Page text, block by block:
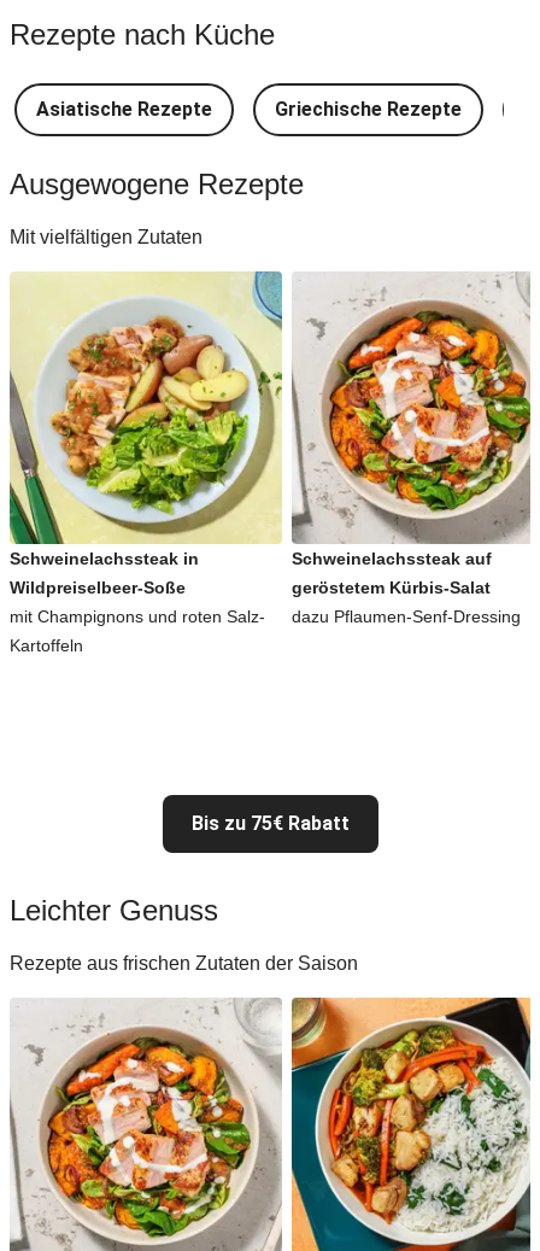
Rezepte nach Küche
Asiatische Rezepte Griechische Rezepte
Ausgewogene Rezepte
Mit vielfältigen Zutaten
Schweinelachssteak in
Wildpreiselbeer-Soße
mit Champignons und roten Salz-
Kartoffeln
Schweinelachssteak auf
geröstetem Kürbis-Salat
dazu Pflaumen-Senf-Dressing
Bis zu 75€ Rabatt
Leichter Genuss
Rezepte aus frischen Zutaten der Saison